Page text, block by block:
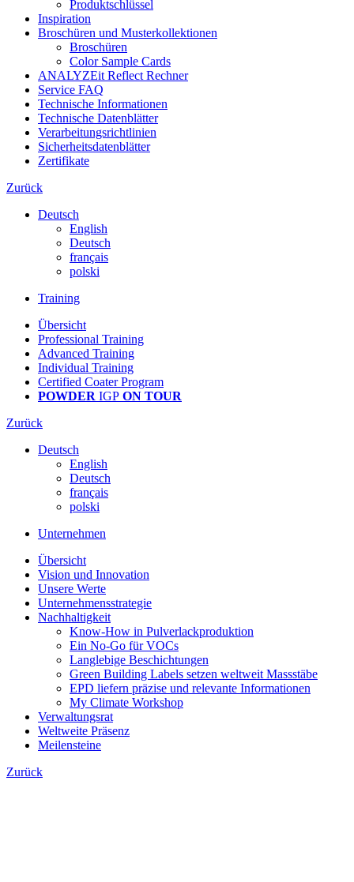
Produktschlüssel
Inspiration
Broschüren und Musterkollektionen
Broschüren
Color Sample Cards
ANALYZEit Reflect Rechner
Service FAQ
Technische Informationen
Technische Datenblätter
Verarbeitungsrichtlinien
Sicherheitsdatenblätter
Zertifikate
Zurück
Deutsch
English
Deutsch
français
polski
Training
Übersicht
Professional Training
Advanced Training
Individual Training
Certified Coater Program
POWDER IGP ON TOUR
Zurück
Deutsch
English
Deutsch
français
polski
Unternehmen
Übersicht
Vision und Innovation
Unsere Werte
Unternehmensstrategie
Nachhaltigkeit
Know-How in Pulverlackproduktion
Ein No-Go für VOCs
Langlebige Beschichtungen
Green Building Labels setzen weltweit Massstäbe
EPD liefern präzise und relevante Informationen
My Climate Workshop
Verwaltungsrat
Weltweite Präsenz
Meilensteine
Zurück